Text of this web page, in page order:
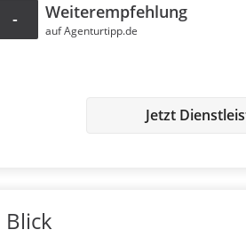
- Weiterempfehlung
auf Agenturtipp.de
Jetzt